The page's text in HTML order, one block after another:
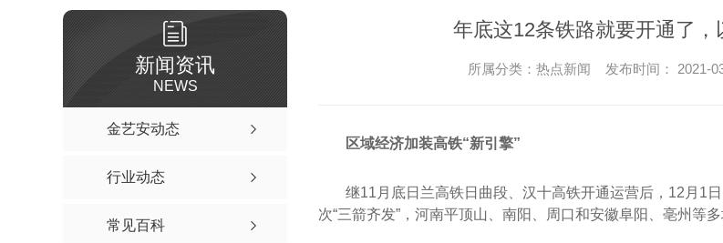
新闻资讯
NEWS
金艺安动态
行业动态
常见百科
年底这12条铁路就要开通了
所属分类：热点新闻 发布时间： 2021-
区域经济加装高铁“新引擎”
继11月底日兰高铁日曲段、汉十高铁开通运营后，12月1
次“三箭齐发”，河南平顶山、南阳、周口和安徽阜阳、亳州等多